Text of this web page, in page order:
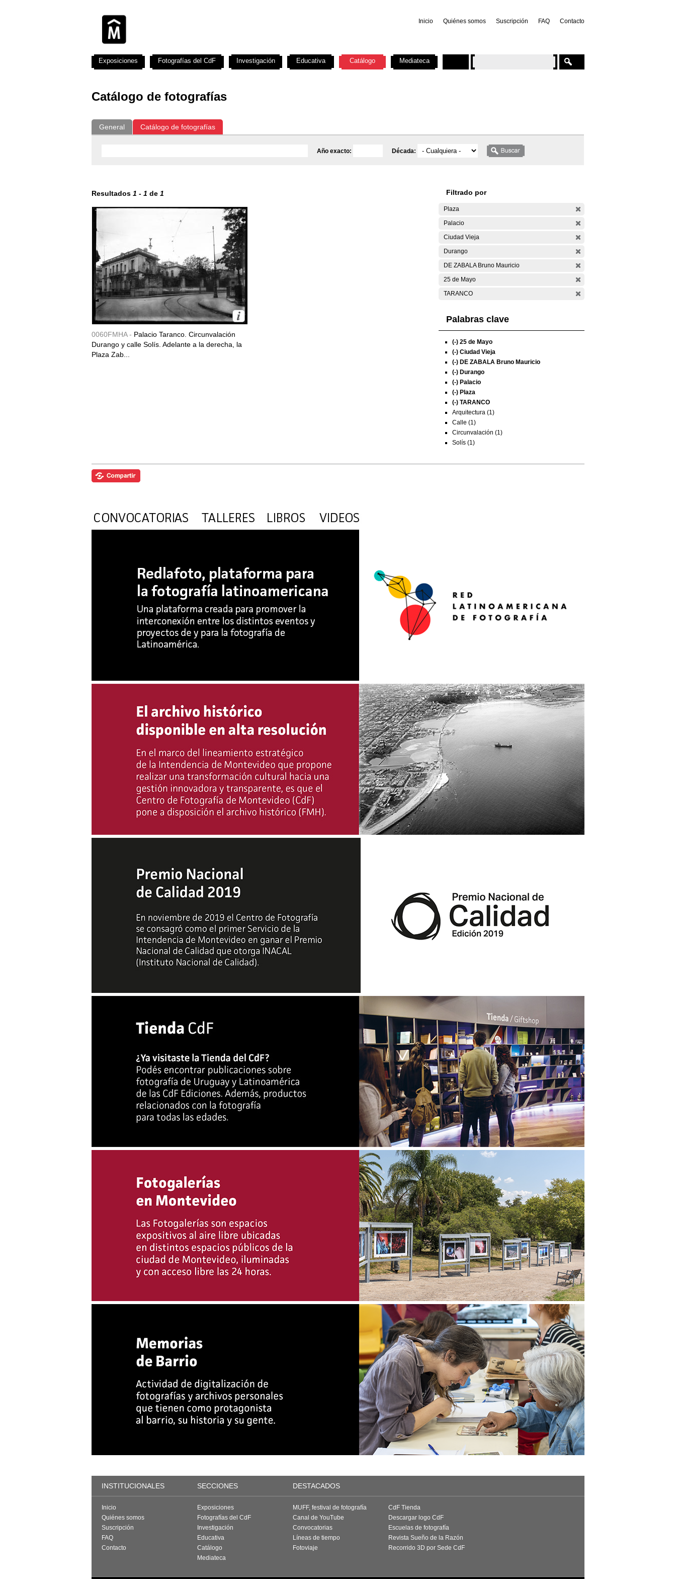
Inicio Quiénes somos Suscripción FAQ Contacto
Catálogo de fotografías
General Catálogo de fotografías
Año exacto: Década:
Resultados 1 - 1 de 1
0060FMHA - Palacio Taranco. Circunvalación
Durango y calle Solís. Adelante a la derecha, la
Plaza Zab...
Filtrado por
Plaza
Palacio
Ciudad Vieja
Durango
DE ZABALA Bruno Mauricio
25 de Mayo
TARANCO
Palabras clave
(-) 25 de Mayo
(-) Ciudad Vieja
(-) DE ZABALA Bruno Mauricio
(-) Durango
(-) Palacio
(-) Plaza
(-) TARANCO
Arquitectura (1)
Calle (1)
Circunvalación (1)
Solís (1)
Exposiciones Fotografías del CdF Investigación Educativa Catálogo Mediateca
INSTITUCIONALES SECCIONES DESTACADOS
Inicio
Quiénes somos
Suscripción
FAQ
Contacto
Exposiciones
Fotografías del CdF
Investigación
Educativa
Catálogo
Mediateca
MUFF, festival de fotografía
Canal de YouTube
Convocatorias
Líneas de tiempo
Fotoviaje
CdF Tienda
Descargar logo CdF
Escuelas de fotografía
Revista Sueño de la Razón
Recorrido 3D por Sede CdF